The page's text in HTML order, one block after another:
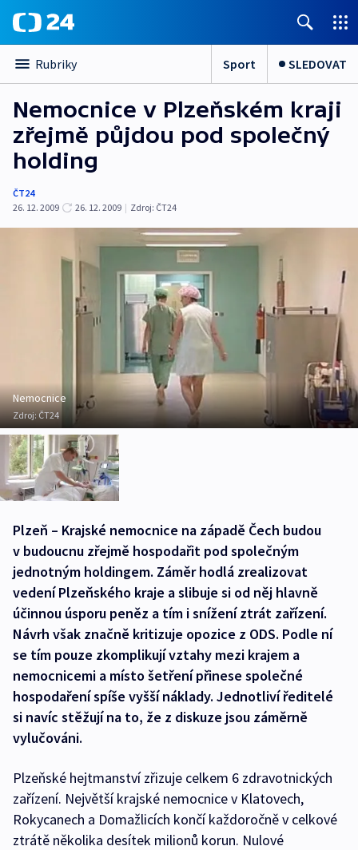
Rubriky Sport SLEDOVAT
Nemocnice v Plzeňském kraji
zřejmě půjdou pod společný
holding
ČT24
26. 12. 2009
26. 12. 2009 | Zdroj: ČT24
Nemocnice
Zdroj:ČT24
Plzeň – Krajské nemocnice na západě Čech budou
v budoucnu zřejmě hospodařit pod společným
jednotným holdingem. Záměr hodlá zrealizovat
vedení Plzeňského kraje a slibuje si od něj hlavně
účinnou úsporu peněz a tím i snížení ztrát zařízení.
Návrh však značně kritizuje opozice z ODS. Podle ní
se tím pouze zkomplikují vztahy mezi krajem a
nemocnicemi a místo šetření přinese společné
hospodaření spíše vyšší náklady. Jednotliví ředitelé
si navíc stěžují na to, že z diskuze jsou záměrně
vylučováni.
Plzeňské hejtmanství zřizuje celkem 6 zdravotnických
zařízení. Největší krajské nemocnice v Klatovech,
Rokycanech a Domažlicích končí každoročně v celkové
ztrátě několika desítek milionů korun. Nulové